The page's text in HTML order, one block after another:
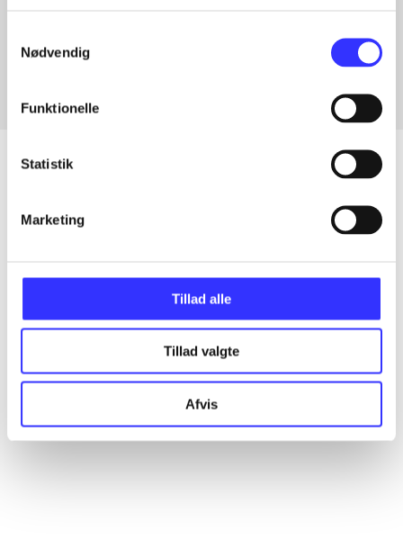
Nødvendig
Funktionelle
Statistik
Marketing
Tillad alle
Tillad valgte
Afvis
Artikler